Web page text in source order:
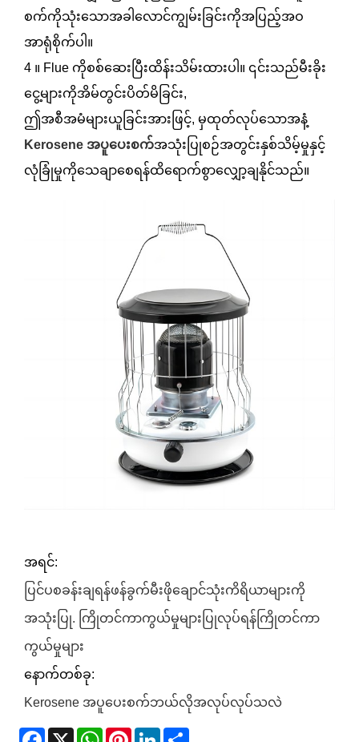
စက်ကိုသုံးသောအခါလောင်ကျွမ်းခြင်းကိုအပြည့်အဝ
အာရုံစိုက်ပါ။
4 ။ Flue ကိုစစ်ဆေးပြီးထိန်းသိမ်းထားပါ။ ၎င်းသည်မီးခိုး
ငွေ့များကိုအိမ်တွင်းပိတ်မိခြင်း,
ဤအစီအမံများယူခြင်းအားဖြင့်, မှထုတ်လုပ်သောအနံ့
Kerosene အပူပေးစက်အသုံးပြုစဉ်အတွင်းနှစ်သိမ့်မှုနှင့်
လုံခြုံမှုကိုသေချာစေရန်ထိရောက်စွာလျှော့ချနိုင်သည်။
အရင်:
ပြင်ပစခန်းချရန်ဖန်ခွက်မီးဖိုချောင်သုံးကိရိယာများကို
အသုံးပြု. ကြိုတင်ကာကွယ်မှုများပြုလုပ်ရန်ကြိုတင်ကာ
ကွယ်မှုများ
နောက်တစ်ခု:
Kerosene အပူပေးစက်ဘယ်လိုအလုပ်လုပ်သလဲ
Facebook
X WhatsApp
PinterestLinkedIn